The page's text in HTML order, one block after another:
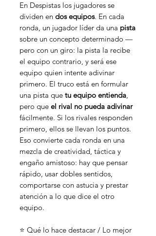
En Despistas los jugadores se
dividen en dos equipos. En cada
ronda, un jugador líder da una pista
sobre un concepto determinado —
pero con un giro: la pista la recibe
el equipo contrario, y será ese
equipo quien intente adivinar
primero. El truco está en formular
una pista que tu equipo entienda,
pero que el rival no pueda adivinar
fácilmente. Si los rivales responden
primero, ellos se llevan los puntos.
Eso convierte cada ronda en una
mezcla de creatividad, táctica y
engaño amistoso: hay que pensar
rápido, usar dobles sentidos,
comportarse con astucia y prestar
atención a lo que dice el otro
equipo.
⭐ Qué lo hace destacar / Lo mejor